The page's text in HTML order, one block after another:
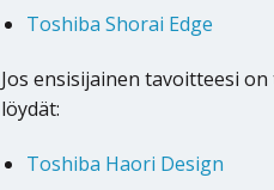
Toshiba Shorai Edge
Jos ensisijainen tavoitteesi
löydät:
Toshiba Haori Design